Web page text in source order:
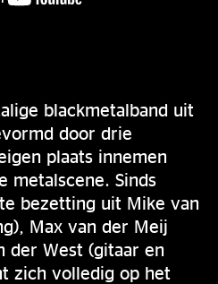
blackmetalband uit
door drie
plaats innemen
metalscene. Sinds
bezetting uit Mike van
Max van der Meij
der West (gitaar en
zich volledig op het